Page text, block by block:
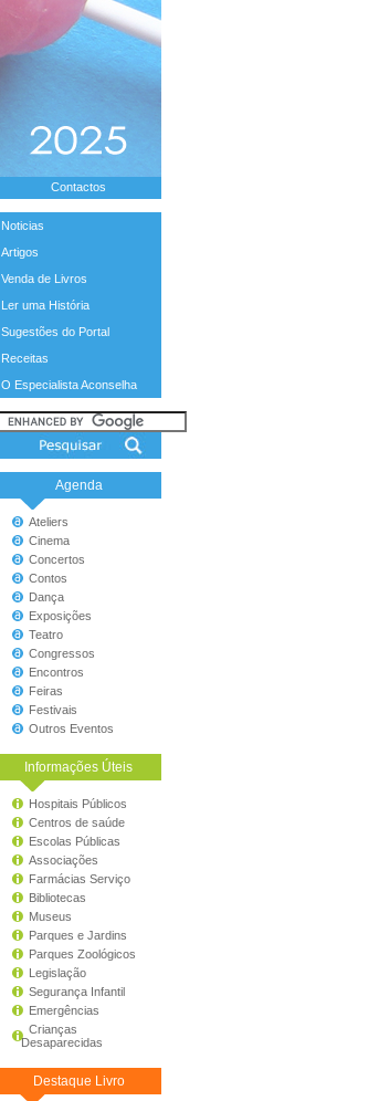
Contactos
Noticias
Artigos
Venda de Livros
Ler uma História
Sugestões do Portal
Receitas
O Especialista Aconselha
Agenda
Ateliers
Cinema
Concertos
Contos
Dança
Exposições
Teatro
Congressos
Encontros
Feiras
Festivais
Outros Eventos
Informações Úteis
Hospitais Públicos
Centros de saúde
Escolas Públicas
Associações
Farmácias Serviço
Bibliotecas
Museus
Parques e Jardins
Parques Zoológicos
Legislação
Segurança Infantil
Emergências
Crianças
Desaparecidas
Destaque Livro